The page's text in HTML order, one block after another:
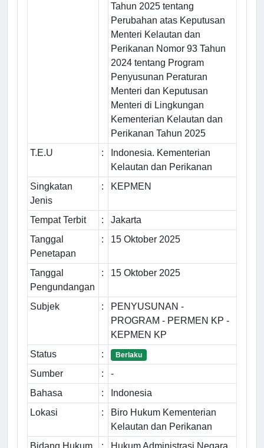
Tahun 2025 tentang
Perubahan atas Keputusan
Menteri Kelautan dan
Perikanan Nomor 93 Tahun
2024 tentang Program
Penyusunan Peraturan
Menteri dan Keputusan
Menteri di Lingkungan
Kementerian Kelautan dan
Perikanan Tahun 2025
T.E.U
:
Indonesia. Kementerian
Kelautan dan Perikanan
Singkatan
Jenis
: KEPMEN
Tempat Terbit :
Jakarta
Tanggal
Penetapan
: 15 Oktober 2025
Tanggal
Pengundangan
: 15 Oktober 2025
Subjek :
PENYUSUNAN -
PROGRAM - PERMEN KP -
KEPMEN KP
Status
: Berlaku
Sumber :
-
Bahasa
:
Indonesia
Lokasi
:
Biro Hukum Kementerian
Kelautan dan Perikanan